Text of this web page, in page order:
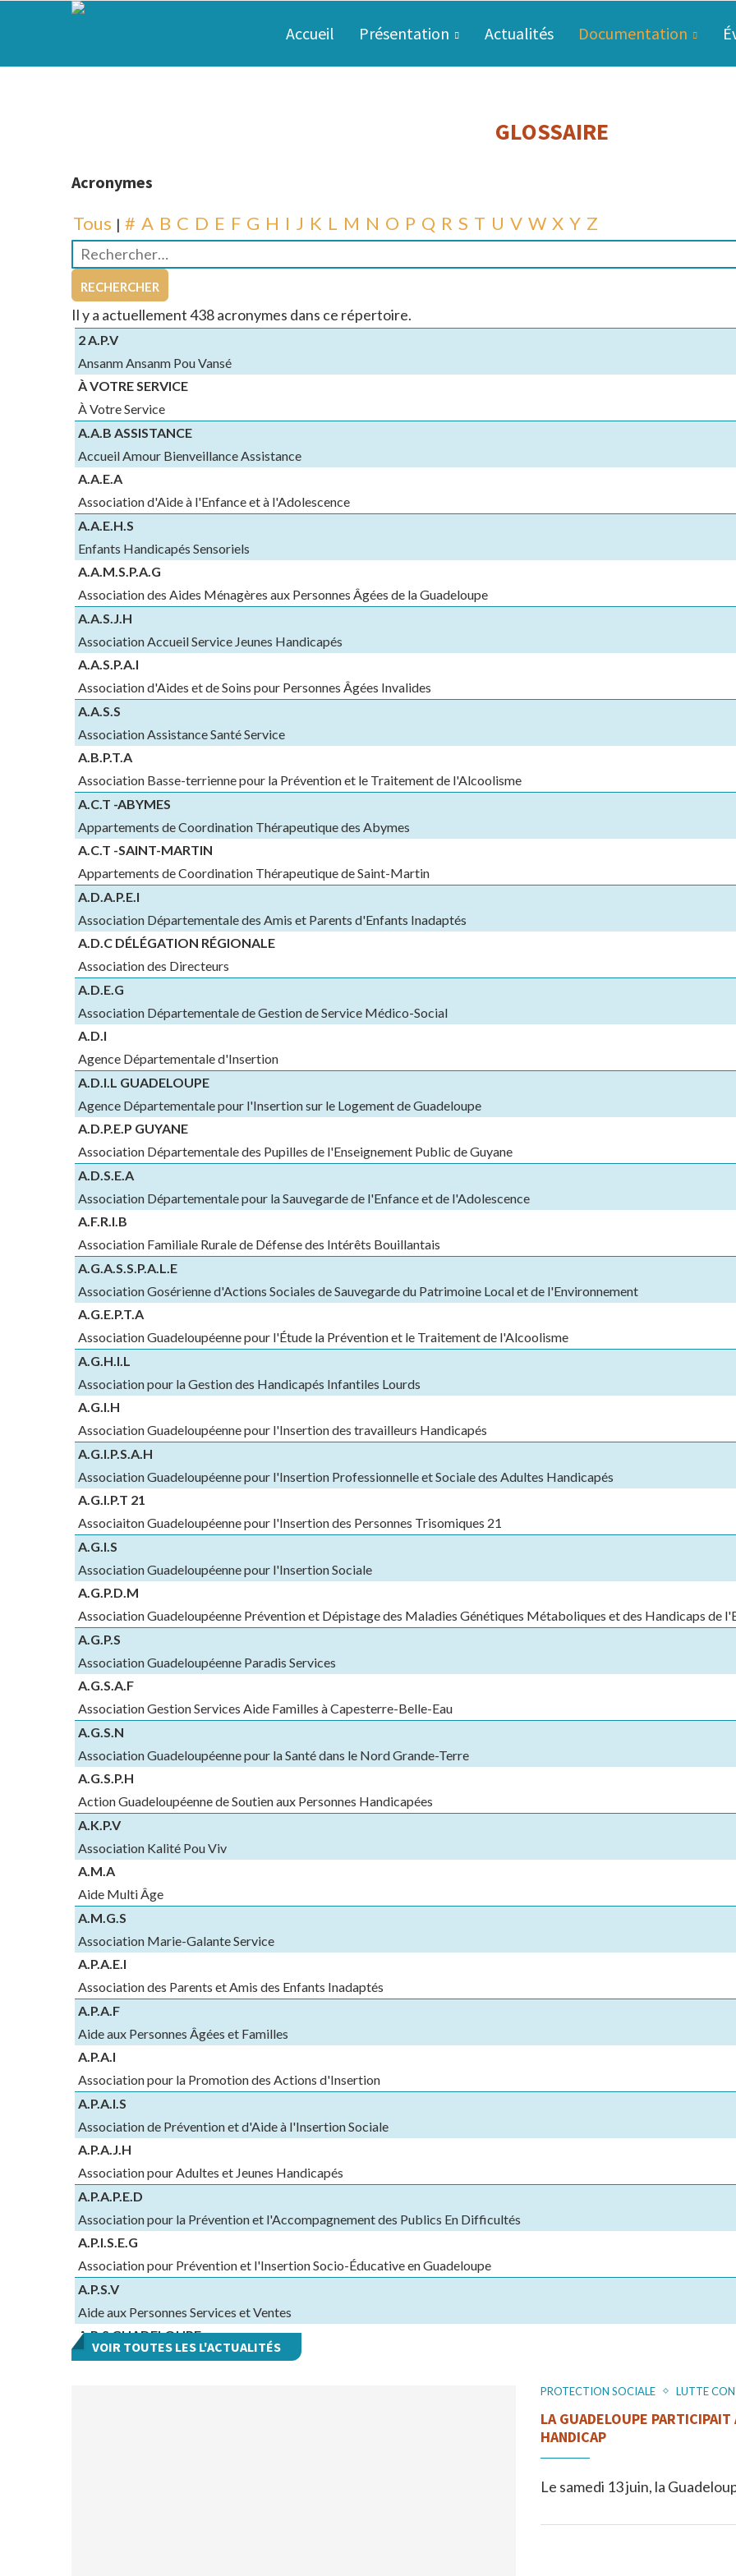
Accueil Présentation Actualités Documentation
GLOSSAIRE
Acronymes
Tous | # A B C D E F G H I J K L M N O P Q R S T U V W X Y Z
Il y a actuellement 438 acronymes dans ce répertoire.
2 A.P.V
Ansanm Ansanm Pou Vansé
À VOTRE SERVICE
À Votre Service
A.A.B ASSISTANCE
Accueil Amour Bienveillance Assistance
A.A.E.A
Association d'Aide à l'Enfance et à l'Adolescence
A.A.E.H.S
Enfants Handicapés Sensoriels
A.A.M.S.P.A.G
Association des Aides Ménagères aux Personnes Âgées de la Guadeloupe
A.A.S.J.H
Association Accueil Service Jeunes Handicapés
A.A.S.P.A.I
Association d'Aides et de Soins pour Personnes Âgées Invalides
A.A.S.S
Association Assistance Santé Service
A.B.P.T.A
Association Basse-terrienne pour la Prévention et le Traitement de l'Alcoolisme
A.C.T -ABYMES
Appartements de Coordination Thérapeutique des Abymes
A.C.T -SAINT-MARTIN
Appartements de Coordination Thérapeutique de Saint-Martin
A.D.A.P.E.I
Association Départementale des Amis et Parents d'Enfants Inadaptés
A.D.C DÉLÉGATION RÉGIONALE
Association des Directeurs
A.D.E.G
Association Départementale de Gestion de Service Médico-Social
A.D.I
Agence Départementale d'Insertion
A.D.I.L GUADELOUPE
Agence Départementale pour l'Insertion sur le Logement de Guadeloupe
A.D.P.E.P GUYANE
Association Départementale des Pupilles de l'Enseignement Public de Guyane
A.D.S.E.A
Association Départementale pour la Sauvegarde de l'Enfance et de l'Adolescence
A.F.R.I.B
Association Familiale Rurale de Défense des Intérêts Bouillantais
A.G.A.S.S.P.A.L.E
Association Gosérienne d'Actions Sociales de Sauvegarde du Patrimoine Local et de l'Environnement
A.G.E.P.T.A
Association Guadeloupéenne pour l'Étude la Prévention et le Traitement de l'Alcoolisme
A.G.H.I.L
Association pour la Gestion des Handicapés Infantiles Lourds
A.G.I.H
Association Guadeloupéenne pour l'Insertion des travailleurs Handicapés
A.G.I.P.S.A.H
Association Guadeloupéenne pour l'Insertion Professionnelle et Sociale des Adultes Handicapés
A.G.I.P.T 21
Associaiton Guadeloupéenne pour l'Insertion des Personnes Trisomiques 21
A.G.I.S
Association Guadeloupéenne pour l'Insertion Sociale
A.G.P.D.M
Association Guadeloupéenne Prévention et Dépistage des Maladies Génétiques Métaboliques et des Handicaps de
A.G.P.S
Association Guadeloupéenne Paradis Services
A.G.S.A.F
Association Gestion Services Aide Familles à Capesterre-Belle-Eau
A.G.S.N
Association Guadeloupéenne pour la Santé dans le Nord Grande-Terre
A.G.S.P.H
Action Guadeloupéenne de Soutien aux Personnes Handicapées
A.K.P.V
Association Kalité Pou Viv
A.M.A
Aide Multi Âge
A.M.G.S
Association Marie-Galante Service
A.P.A.E.I
Association des Parents et Amis des Enfants Inadaptés
A.P.A.F
Aide aux Personnes Âgées et Familles
A.P.A.I
Association pour la Promotion des Actions d'Insertion
A.P.A.I.S
Association de Prévention et d'Aide à l'Insertion Sociale
A.P.A.J.H
Association pour Adultes et Jeunes Handicapés
A.P.A.P.E.D
Association pour la Prévention et l'Accompagnement des Publics En Difficultés
A.P.I.S.E.G
Association pour Prévention et l'Insertion Socio-Éducative en Guadeloupe
A.P.S.V
Aide aux Personnes Services et Ventes
A.R.S GUADELOUPE
Agence Régionale de Santé de la Guadeloupe
VOIR TOUTES LES L'ACTUALITÉS
PROTECTION SOCIALE LUTTE
LA GUADELOUPE
HANDICAP
Le samedi 13 juin, la